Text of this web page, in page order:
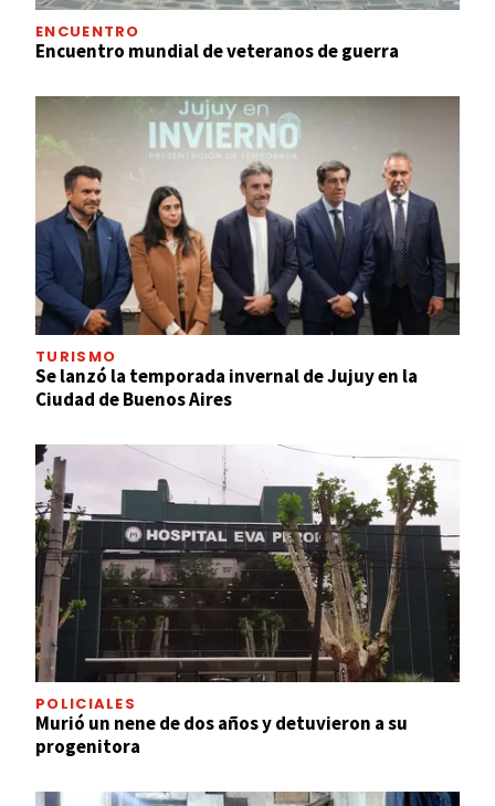
ENCUENTRO
Encuentro mundial de veteranos de guerra
TURISMO
Se lanzó la temporada invernal de Jujuy en la
Ciudad de Buenos Aires
POLICIALES
Murió un nene de dos años y detuvieron a su
progenitora